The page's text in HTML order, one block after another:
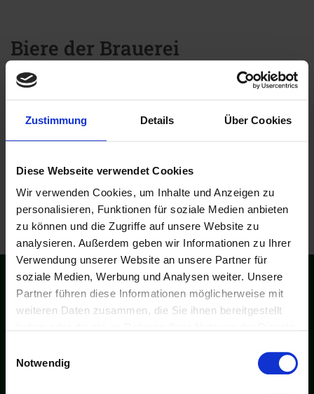
Zustimmung Details Über Cookies
Diese Webseite verwendet Cookies
Wir verwenden Cookies, um Inhalte und Anzeigen zu
personalisieren, Funktionen für soziale Medien anbieten
zu können und die Zugriffe auf unsere Website zu
analysieren. Außerdem geben wir Informationen zu Ihrer
Verwendung unserer Website an unsere Partner für
soziale Medien, Werbung und Analysen weiter. Unsere
Partner führen diese Informationen möglicherweise mit
weiteren Daten zusammen, die Sie ihnen bereitgestellt
Notwendig
Biere der Brauerei
Stadtbrauerei Wittichenau
Der erste Biercub Deutschlands
Bier-ABC